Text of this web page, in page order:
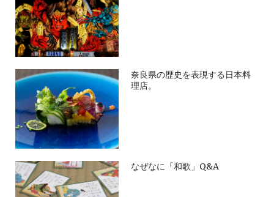
奈良県の歴史を表現する日本料
理店。
なぜなに「和歌」Q&A